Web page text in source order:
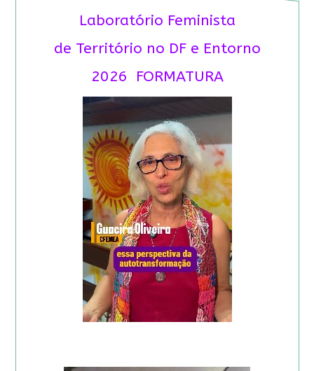
Laboratório Feminista
de Território no DF e Entorno
2026 FORMATURA